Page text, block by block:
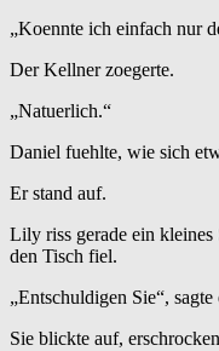
„Koennte ich einfach nur
Der Kellner zoegerte.
„Natuerlich.“
Daniel fuehlte, wie sich
Er stand auf.
Lily riss gerade ein kleines
den Tisch fiel.
„Entschuldigen Sie“,
Sie blickte auf,